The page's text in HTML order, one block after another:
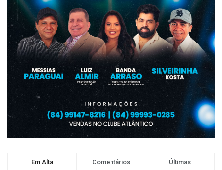
Em Alta Comentários Últimas